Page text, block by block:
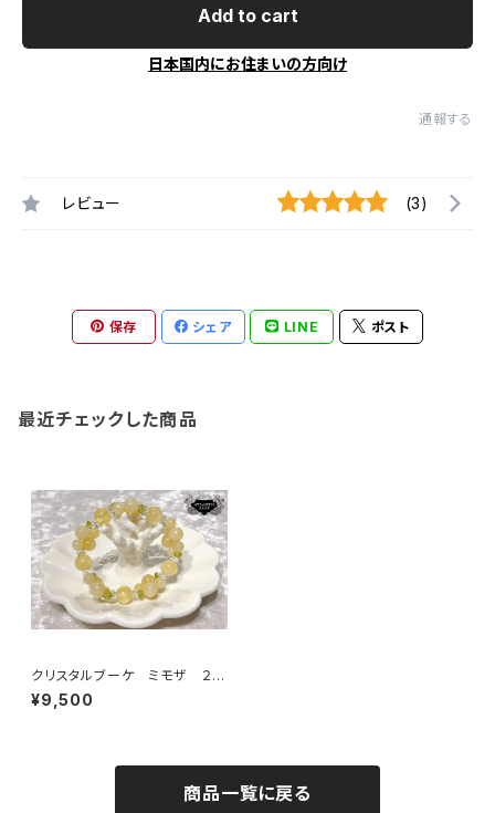
Add to cart
日本国内にお住まいの方向け
通報する
レビュー (3)
保存 シェア LINE ポスト
最近チェックした商品
クリスタルブーケ ミモザ ２
（才能発揮、開花、無邪気な心、
明るさ、女神との繋がり）
¥9,500
商品一覧に戻る